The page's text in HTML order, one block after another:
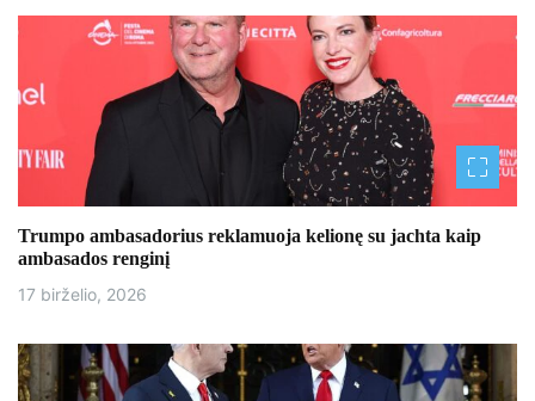
a
i
j
a
t
a
r
p
Trumpo ambasadorius reklamuoja kelionę su jachta kaip
ambasados ​​renginį
17 birželio, 2026